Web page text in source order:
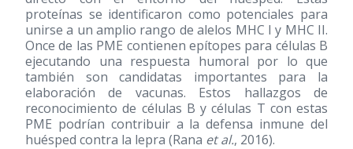
proteínas se identificaron como potenciales para
unirse a un amplio rango de alelos MHC I y MHC II.
Once de las PME contienen epítopes para células B
ejecutando una respuesta humoral por lo que
también son candidatas importantes para la
elaboración de vacunas. Estos hallazgos de
reconocimiento de células B y células T con estas
PME podrían contribuir a la defensa inmune del
huésped contra la lepra (Rana et al., 2016).